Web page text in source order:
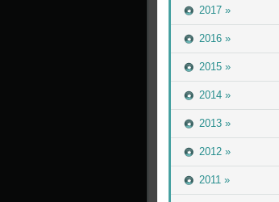
2017 »
2016 »
2015 »
2014 »
2013 »
2012 »
2011 »